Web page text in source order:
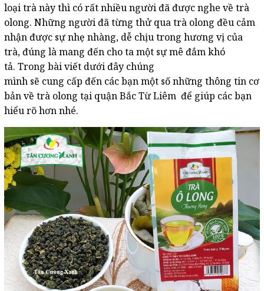
loại trà này thì có rất nhiều người đã được nghe về trà
olong. Những người đã từng thử qua trà olong đều cảm
nhận được sự nhẹ nhàng, dễ chịu trong hương vị của
trà, đúng là mang đến cho ta một sự mê đắm khó
tả. Trong bài viết dưới đây chúng
mình sẽ cung cấp đến các bạn một số những thông tin cơ
bản về trà olong tại quận Bắc Từ Liêm để giúp các bạn
hiểu rõ hơn nhé.